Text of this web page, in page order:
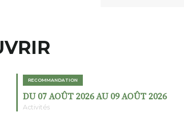
RECOMMANDATION
DU 07 AOÛT 2026 AU 09 AOÛT 2026
Activités